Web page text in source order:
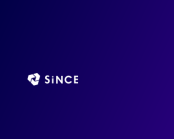
HOME NEWS
【全業種対応】広告経由の
供開始！